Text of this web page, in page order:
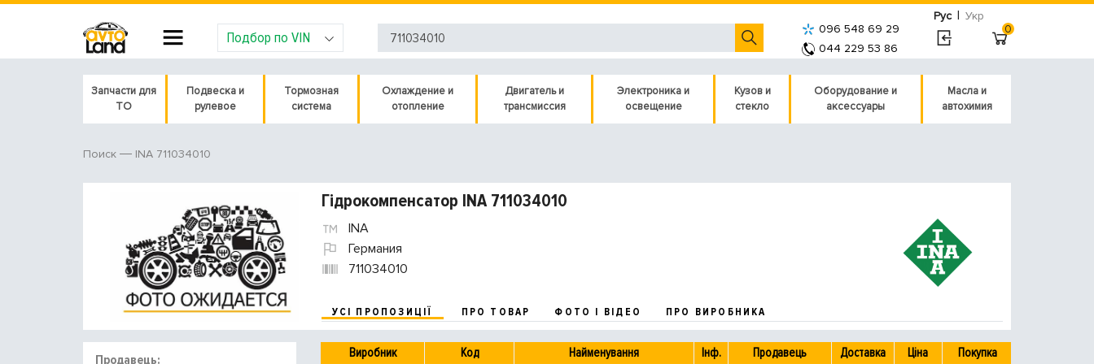
Рус | Укр
Подбор по VIN
096 548 69 29
044 229 53 86
0
Запчасти для
ТО
Подвеска и
рулевое
Тормозная
система
Охлаждение и
отопление
Двигатель и
трансмиссия
Электроника и
освещение
Кузов и
стекло
Оборудование и
аксессуары
Масла и
автохимия
Поиск INA 711034010
Гідрокомпенсатор INA 711034010
INA
Германия
711034010
УСІ ПРОПОЗИЦІЇ ПРО ТОВАР ФОТО І ВІДЕО ПРО ВИРОБНИКА
Продавець: Виробник Код Найменування Інф. Продавець Доставка Ціна Покупка